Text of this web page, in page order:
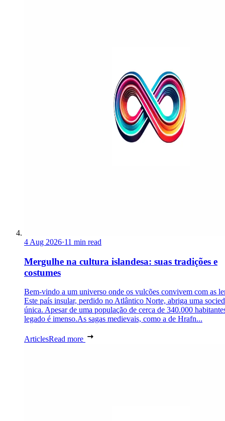
4 Aug 2026·11 min read
Mergulhe na cultura islandesa: suas tradições e
costumes
Bem-vindo a um universo onde os vulcões convivem com as
Este país insular, perdido no Atlântico Norte, abriga uma
única. Apesar de uma população de cerca de 340.000
legado é imenso.As sagas medievais, como a de Hrafn...
ArticlesRead more